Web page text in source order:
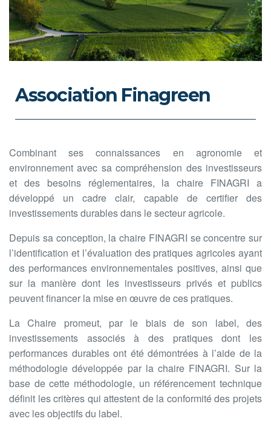
Association Finagreen
Combinant ses connaissances en agronomie et
environnement avec sa compréhension des investisseurs
et des besoins réglementaires, la chaire FINAGRI a
développé un cadre clair, capable de certifier des
investissements durables dans le secteur agricole.
Depuis sa conception, la chaire FINAGRI se concentre sur
l’identification et l’évaluation des pratiques agricoles ayant
des performances environnementales positives, ainsi que
sur la manière dont les investisseurs privés et publics
peuvent financer la mise en œuvre de ces pratiques.
La Chaire promeut, par le biais de son label, des
investissements associés à des pratiques dont les
performances durables ont été démontrées à l’aide de la
méthodologie développée par la chaire FINAGRI. Sur la
base de cette méthodologie, un référencement technique
définit les critères qui attestent de la conformité des projets
avec les objectifs du label.